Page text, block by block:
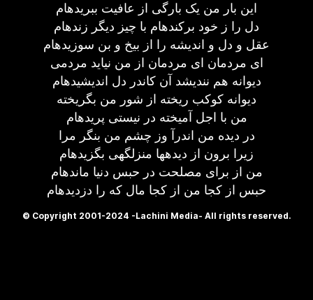
این بار من یک بارگی از عافیت ببریده​ام
دل را ز خود برکنده​ام با چیز دیگر زنده​ام
عقل و دل و اندیشه را از بیخ و بن سوزیده​ام
ای مردمان ای مردمان از من نیاید مردمی
دیوانه هم نندیشد آن کاندر دل اندیشیده​ام
دیوانه کوکب ریخته از شور من بگریخته
من با اجل آمیخته در نیستی پریده​ام
در دیده من اندرآ وز چشم من بنگر مرا
زیرا برون از دیده​ها منزلگهی بگزیده​ام
من از برای مصلحت در حبس دنیا مانده​ام
حبس از کجا من از کجا مال که را دزدیده​ام
© Copyright 2001-2024 -Lachini Media- All rights reserved.